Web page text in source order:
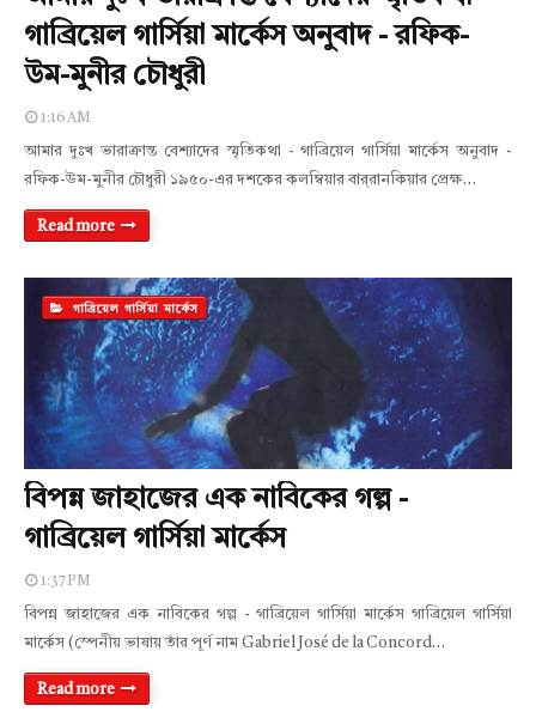
গাব্রিয়েল গার্সিয়া মার্কেস অনুবাদ - রফিক-
উম-মুনীর চৌধুরী
1:16 AM
আমার দুঃখ ভারাক্রান্ত বেশ্যাদের স্মৃতিকথা - গাব্রিয়েল গার্সিয়া মার্কেস অনুবাদ -
রফিক-উম-মুনীর চৌধুরী ১৯৫০-এর দশকের কলম্বিয়ার বার্‌রানকিয়ার প্রেক্ষ…
Read more
গাব্রিয়েল গার্সিয়া মার্কেস
বিপন্ন জাহাজের এক নাবিকের গল্প -
গাব্রিয়েল গার্সিয়া মার্কেস
1:37 PM
বিপন্ন জাহাজের এক নাবিকের গল্প - গাব্রিয়েল গার্সিয়া মার্কেস গাব্রিয়েল গার্সিয়া
মার্কেস (স্পেনীয় ভাষায় তাঁর পূর্ণ নাম Gabriel José de la Concord…
Read more